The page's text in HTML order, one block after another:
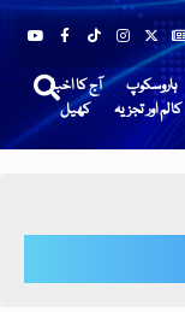
آج کا اخبار ہاروسکوپ
کھیل
کالم اور تجزیہ